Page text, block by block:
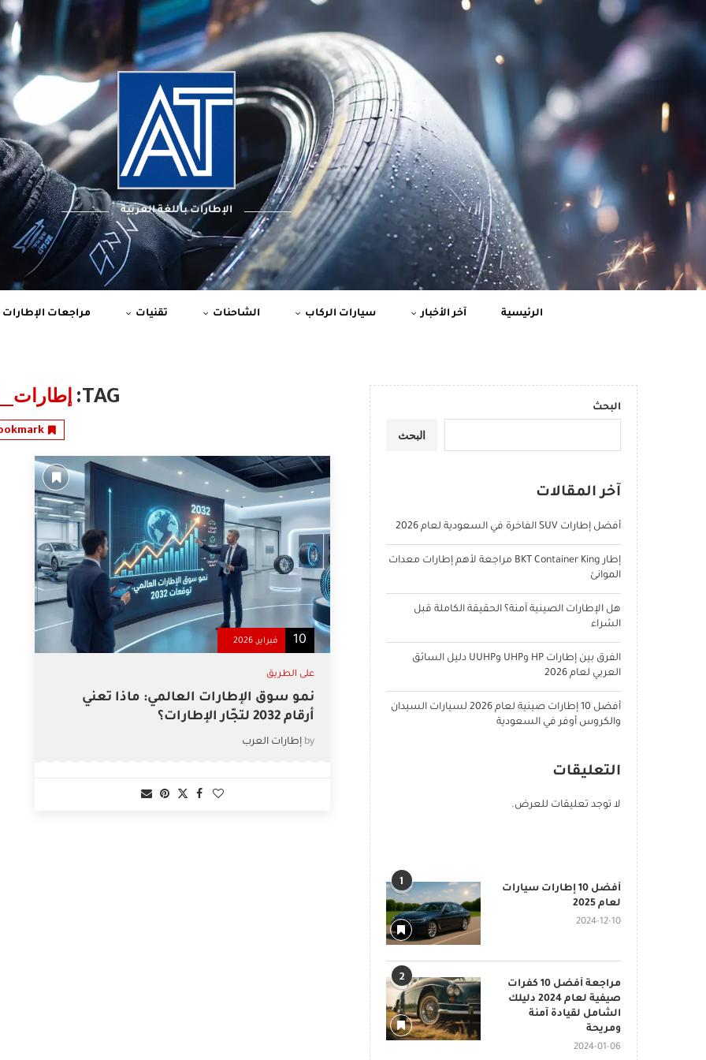
الإطارات باللغة العربية
الرئيسية آخر الأخبار سيارات الركاب الشاحنات تقنيات مراجعات الإطارات
TAG:
10 فبراير, 2026
على الطريق
نمو سوق الإطارات العالمي: ماذا تعني
أرقام 2032 لتجّار الإطارات؟
by إطارات العرب
البحث
البحث
آخر المقالات
أفضل إطارات SUV الفاخرة في السعودية لعام 2026
إطار BKT Container King مراجعة لأهم إطارات معدات
الموانئ
هل الإطارات الصينية آمنة؟ الحقيقة الكاملة قبل
الشراء
الفرق بين إطارات HP وUHP وUUHP دليل السائق
العربي لعام 2026
أفضل 10 إطارات صينية لعام 2026 لسيارات السيدان
والكروس أوفر في السعودية
التعليقات
لا توجد تعليقات للعرض.
1
أفضل 10 إطارات سيارات
لعام 2025
2024-12-10
2
مراجعة أفضل 10 كفرات
صيفية لعام 2024 دليلك
الشامل لقيادة آمنة
ومريحة
2024-01-06